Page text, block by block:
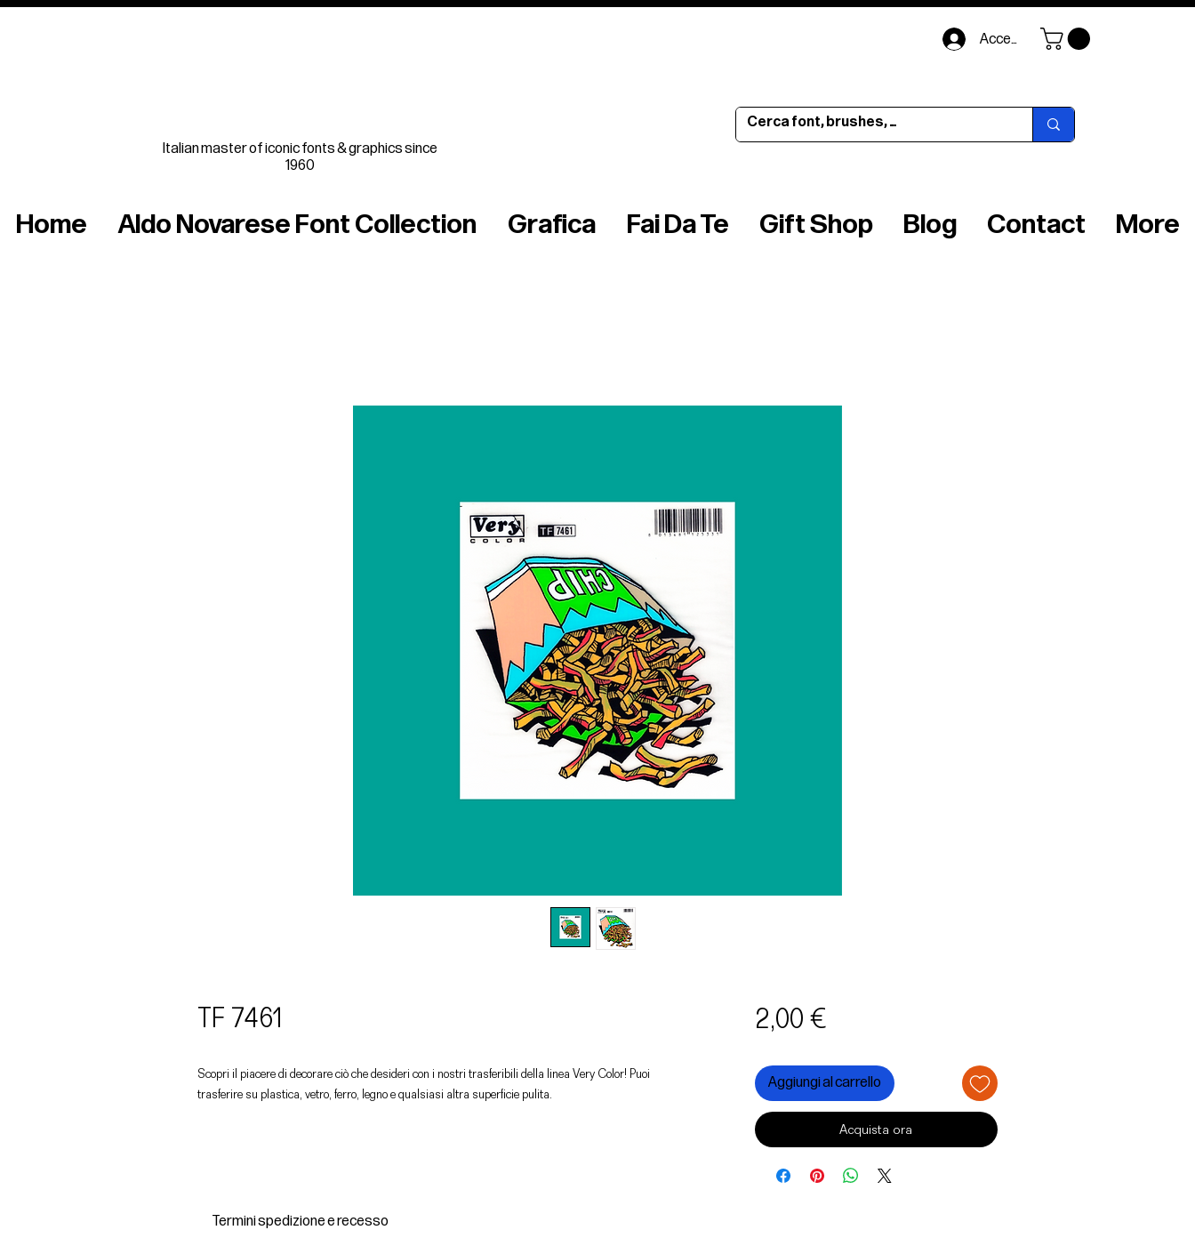
Italian master of iconic fonts & graphics since
1960
Accedi
Home Aldo Novarese Font Collection Grafica Fai Da Te Gift Shop Blog Contact More
TF 7461
Scopri il piacere di decorare ciò che desideri con i nostri trasferibili della linea Very Color! Puoi
trasferire su plastica, vetro, ferro, legno e qualsiasi altra superficie pulita.
Termini spedizione e recesso
2,00 €Prezzo
Aggiungi al carrello
Acquista ora